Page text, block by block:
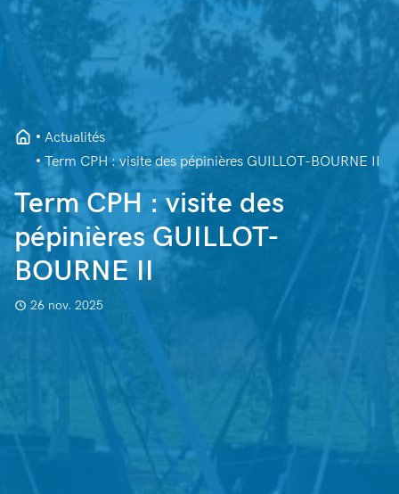
Term CPH : visite des
pépinières GUILLOT-
BOURNE II
Actualités
Term CPH : visite des pépinières GUILLOT-BOURNE II
26 nov. 2025